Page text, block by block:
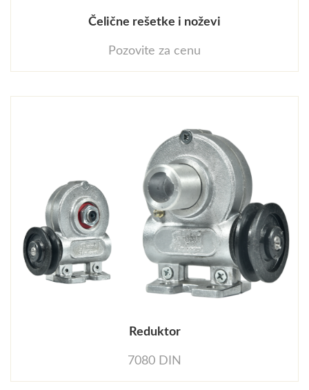
Čelične rešetke i noževi
Pozovite za cenu
Reduktor
7080 DIN